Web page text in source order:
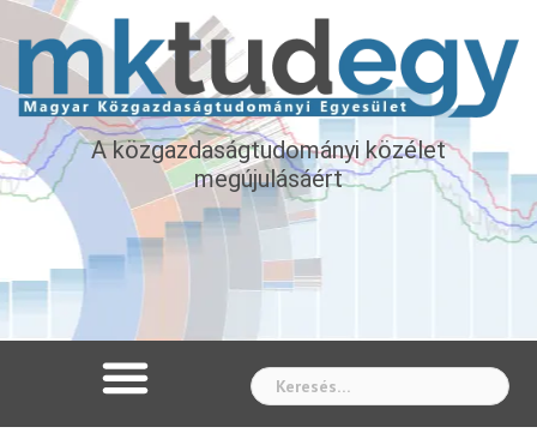
A közgazdaságtudományi közélet
megújulásáért